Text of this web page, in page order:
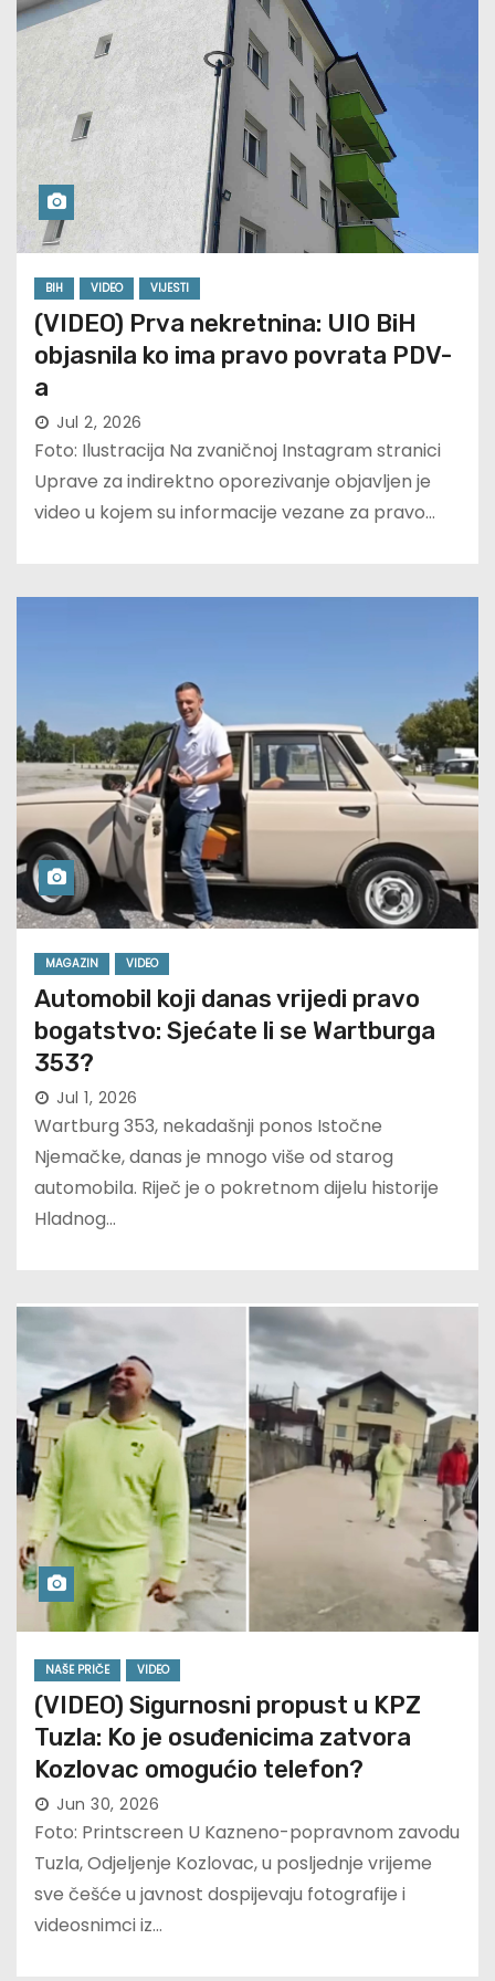
BIH VIDEO VIJESTI
(VIDEO) Prva nekretnina: UIO BiH
objasnila ko ima pravo povrata PDV-
a
Jul 2, 2026
Foto: Ilustracija Na zvaničnoj Instagram stranici
Uprave za indirektno oporezivanje objavljen je
video u kojem su informacije vezane za pravo…
MAGAZIN VIDEO
Automobil koji danas vrijedi pravo
bogatstvo: Sjećate li se Wartburga
353?
Jul 1, 2026
Wartburg 353, nekadašnji ponos Istočne
Njemačke, danas je mnogo više od starog
automobila. Riječ je o pokretnom dijelu historije
Hladnog…
NAŠE PRIČE VIDEO
(VIDEO) Sigurnosni propust u KPZ
Tuzla: Ko je osuđenicima zatvora
Kozlovac omogućio telefon?
Jun 30, 2026
Foto: Printscreen U Kazneno-popravnom zavodu
Tuzla, Odjeljenje Kozlovac, u posljednje vrijeme
sve češće u javnost dospijevaju fotografije i
videosnimci iz…